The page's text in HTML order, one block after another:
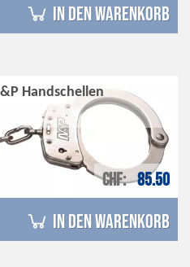
in den Warenkorb
Handschellen
CHF 85.50
in den Warenkorb